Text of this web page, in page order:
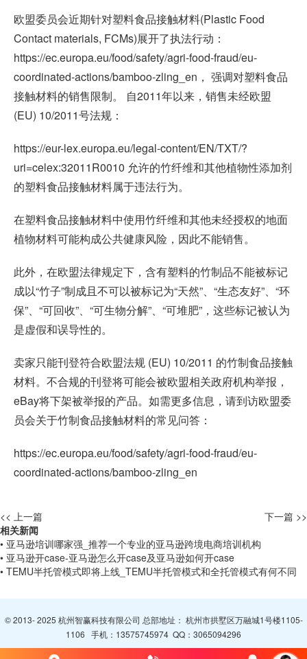
欧盟委员会近期针对塑料食品接触材料(Plastic Food
Contact materials, FCMs)展开了执法行动：
https://ec.europa.eu/food/safety/agri-food-fraud/eu-
coordinated-actions/bamboo-zling_en， 强调对塑料食品
接触材料的销售限制。 自2011年以来，销售未经欧盟
(EU) 10/2011号法规：
https://eur-lex.europa.eu/legal-content/EN/TXT/?
uri=celex:32011R0010 允许的竹纤维和其他植物性添加剂
的塑料食品接触材料属于违法行为。
在塑料食品接触材料中使用竹纤维和其他未经授权的地面
植物材料可能构成公共健康风险，因此不能销售。
此外，在欧盟法律规定下，含有塑料的竹制品不能被标记
成以“竹子”制成且不可以被标记为“天然”、“生态友好”、“环
保”、“可回收”、“可生物分解”、“可堆肥”，这些标记被认为
是虚假和误导性的。
卖家只能刊登符合欧盟法规 (EU) 10/2011 的竹制食品接触
材料。不合规的刊登将可能会被欧盟相关政府机构举报，
eBay将下架被举报的产品。如需更多信息，请到访欧盟委
员会关于竹制食品接触材料的常见问答：
https://ec.europa.eu/food/safety/agri-food-fraud/eu-
coordinated-actions/bamboo-zling_en
<< 上一篇
下一篇 >>
相关新闻
• 亚马逊培训哪家强_推荐一个专业的亚马逊跨境电商培训机构
• 亚马逊开case-亚马逊怎么开case及亚马逊如何开case
• TEMU半托管模式即将上线_TEMU半托管模式和全托管模式有何不同
© 2013- 2025 杭州智赢科技有限公司 总部地址： 杭州市拱墅区万融城1号楼1105-
1106 手机： 13575745974 QQ： 3065094296